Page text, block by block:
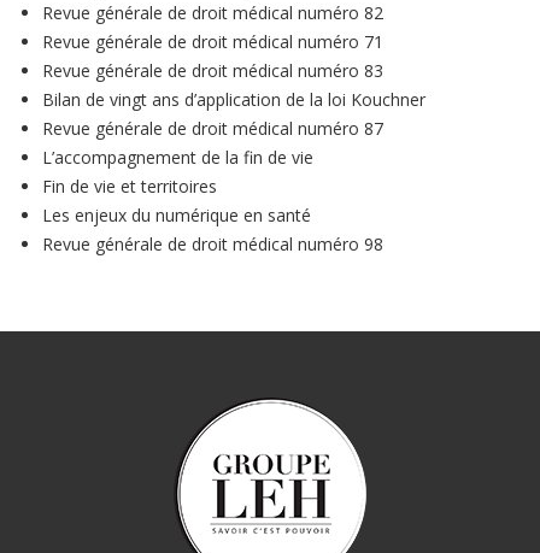
Revue générale de droit médical numéro 82
Revue générale de droit médical numéro 71
Revue générale de droit médical numéro 83
Bilan de vingt ans d’application de la loi Kouchner
Revue générale de droit médical numéro 87
L’accompagnement de la fin de vie
Fin de vie et territoires
Les enjeux du numérique en santé
Revue générale de droit médical numéro 98